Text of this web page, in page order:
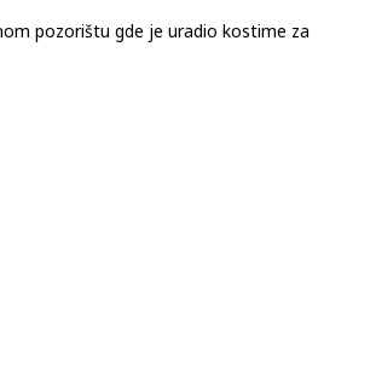
pozorištu gde je uradio kostime za